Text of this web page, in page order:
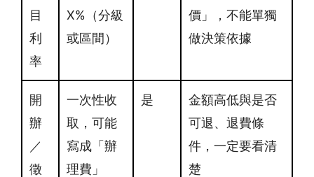
目
利
率
X%（分級
或區間）
價」，不能單獨
做決策依據
開
辦
／
徵
一次性收
取，可能
寫成「辦
理費」
是
金額高低與是否
可退、退費條
件，一定要看清
楚